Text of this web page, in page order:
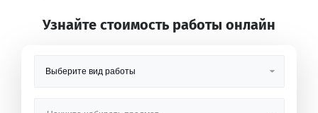
Узнайте стоимость работы онлайн